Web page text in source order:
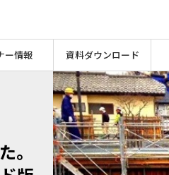
ー情報 資料ダウンロード
。